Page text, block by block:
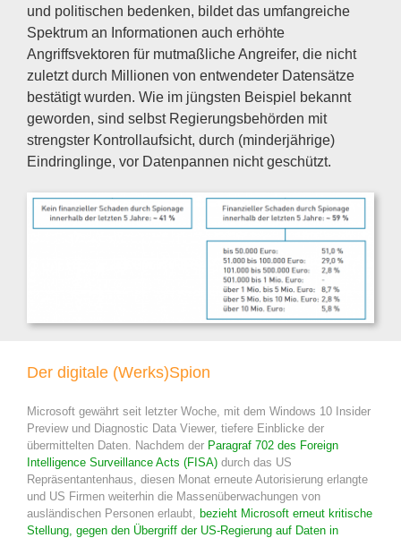
und politischen bedenken, bildet das umfangreiche
Spektrum an Informationen auch erhöhte
Angriffsvektoren für mutmaßliche Angreifer, die nicht
zuletzt durch Millionen von entwendeter Datensätze
bestätigt wurden. Wie im jüngsten Beispiel bekannt
geworden, sind selbst Regierungsbehörden mit
strengster Kontrollaufsicht, durch (minderjährige)
Eindringlinge, vor Datenpannen nicht geschützt.
Der digitale (Werks)Spion
Microsoft gewährt seit letzter Woche, mit dem Windows 10 Insider
Preview und Diagnostic Data Viewer, tiefere Einblicke der
übermittelten Daten. Nachdem der Paragraf 702 des Foreign
Intelligence Surveillance Acts (FISA) durch das US
Repräsentantenhaus, diesen Monat erneute Autorisierung erlangte
und US Firmen weiterhin die Massenüberwachungen von
ausländischen Personen erlaubt,
bezieht Microsoft erneut kritische
Stellung, gegen den Übergriff der US-Regierung auf Daten in